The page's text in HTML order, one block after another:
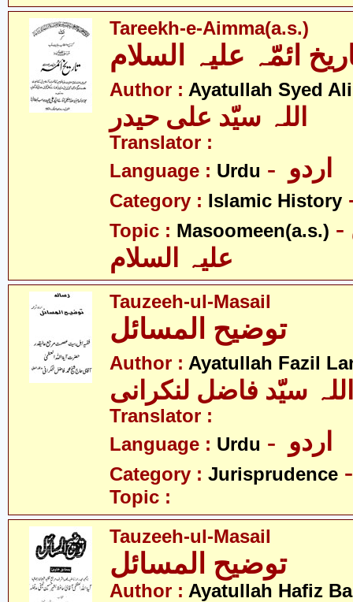
Tareekh-e-Aimma(a.s.)
ائمّہ علیہ السلام
Author : Ayatullah Syed
اللہ سیّد علی حیدر
Translator :
Language : Urdu
Category : Islamic History
Topic : Masoomeen(a.s.) - معصومین
علیہ السلام
Tauzeeh-ul-Masail
توضیح المسائل
Author : Ayatullah Fazil
اللہ سیّد فاضل لنکرانی
Translator :
Language : Urdu
Category : Jurisprudence
Topic :
Tauzeeh-ul-Masail
توضیح المسائل
Author : Ayatullah Hafiz